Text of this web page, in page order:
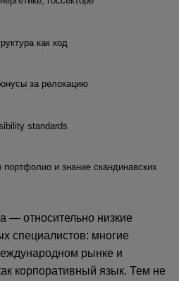
как код
за релокацию
standards
и знание скандинавских
— относительно низкие
специалистов: многие
рынке и
корпоративный язык. Тем не